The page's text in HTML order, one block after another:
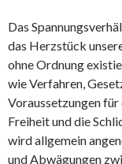
Das
das Herzstück
ohne Ordnung
wie Verfahren,
Voraussetzungen für
Freiheit und die
wird allgemein
und Abwägungen